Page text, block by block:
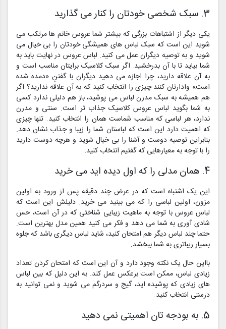
3. سبک شخصی خودتان را کنار می گذارید
یکی دیگر از اشتباهات بزرگی که بیشتر شما عروس خانم ها مرتکب می
شوید این است که سبک لباس های همیشگی خودتان را بی خیال می
شوید و به توصیه دیگران عمل می کنید. لباس عروس در نهایت باید به
شما بیاید تا با آن بدرخشید. اگر سبک کلاسیک برایتان مناسب است و
به آن علاقه دارید، چرا اجازه می دهید دیگران با گفتنِ «دمده شده
است» وادارتان کنند چیزی را انتخاب کنید که به آن علاقه ندارید؟ اگر
هم همیشه به سبک مدرن لباس می پوشید، باز هم دلیلی ندارد کسی
به شما بگوید لباس عروس کلاسیک جذاب تر است. سنتی و مدرن
ندارد، هر لباسی که مناسب شماست همان را انتخاب کنید. تنها چیزی
که اهمیت دارد این است که لباستان شما را زیبا و جذاب نشان دهد.
بنابراین توصیه دوست و آشنا را بی خیال شوید و هرچه دوست دارید
را با توجه به معیارهایی که گفتیم انتخاب کنید.
4. همان مدلی را که اول دیده اید می خرید
این یک اشتباه است که در عرض چند دقیقه پس از ورود به اولین
مزون، اولین لباسی را که می بینید می خرید. دلیلش این است که
لباس عروس با توجه به ماهیت زیبایی شناختی که در آن است، حس
شادی آوری به شما می دهد و فکر می کنید همین مدل بهترین است.
حتما چند لباس دیگر هم امتحان کنید، شاید لباس دیگری باشد که جلوه
بسیار زیباتری به شما ببخشد.
بااین حال یک نکته وجود دارد و آن این است که امتحان کردن تعداد
زیادی لباس، ممکن است برعکس عمل کند. به این دلیل که بین لباس
های زیادی که پوشیده اید، گیج و سردرگم می شوید و نمی توانید به
درستی انتخاب کنید.
5. به بودجه تان اهمیتی نمی دهید